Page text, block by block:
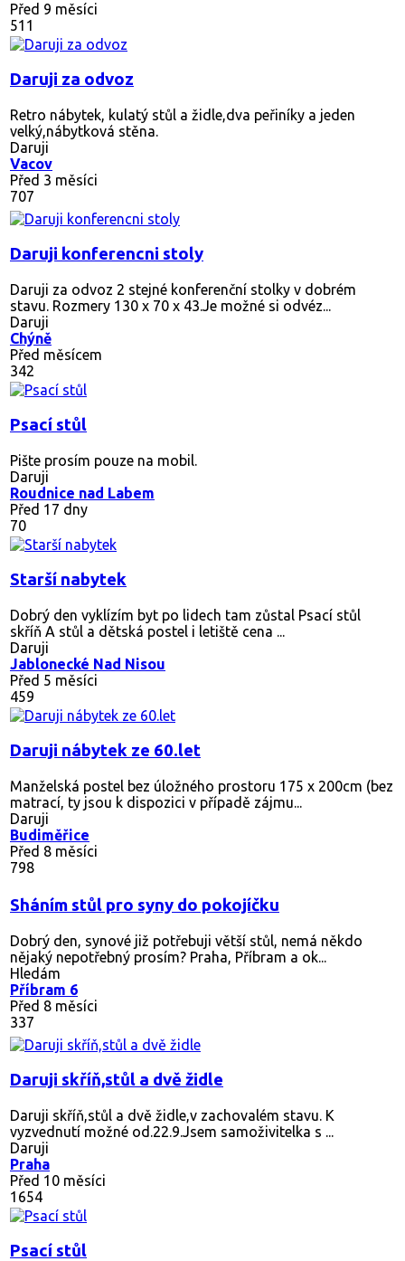
Před 9 měsíci
511
Daruji za odvoz
Retro nábytek, kulatý stůl a židle,dva peřiníky a jeden
velký,nábytková stěna.
Daruji
Vacov
Před 3 měsíci
707
Daruji konferencni stoly
Daruji za odvoz 2 stejné konferenční stolky v dobrém
stavu. Rozmery 130 x 70 x 43.Je možné si odvéz...
Daruji
Chýně
Před měsícem
342
Psací stůl
Pište prosím pouze na mobil.
Daruji
Roudnice nad Labem
Před 17 dny
70
Starší nabytek
Dobrý den vyklízím byt po lidech tam zůstal Psací stůl
skříň A stůl a dětská postel i letiště cena ...
Daruji
Jablonecké Nad Nisou
Před 5 měsíci
459
Daruji nábytek ze 60.let
Manželská postel bez úložného prostoru 175 x 200cm (bez
matrací, ty jsou k dispozici v případě zájmu...
Daruji
Budiměřice
Před 8 měsíci
798
Sháním stůl pro syny do pokojíčku
Dobrý den, synové již potřebuji větší stůl, nemá někdo
nějaký nepotřebný prosím? Praha, Příbram a ok...
Hledám
Příbram 6
Před 8 měsíci
337
Daruji skříň,stůl a dvě židle
Daruji skříň,stůl a dvě židle,v zachovalém stavu. K
vyzvednutí možné od.22.9.Jsem samoživitelka s ...
Daruji
Praha
Před 10 měsíci
1654
Psací stůl